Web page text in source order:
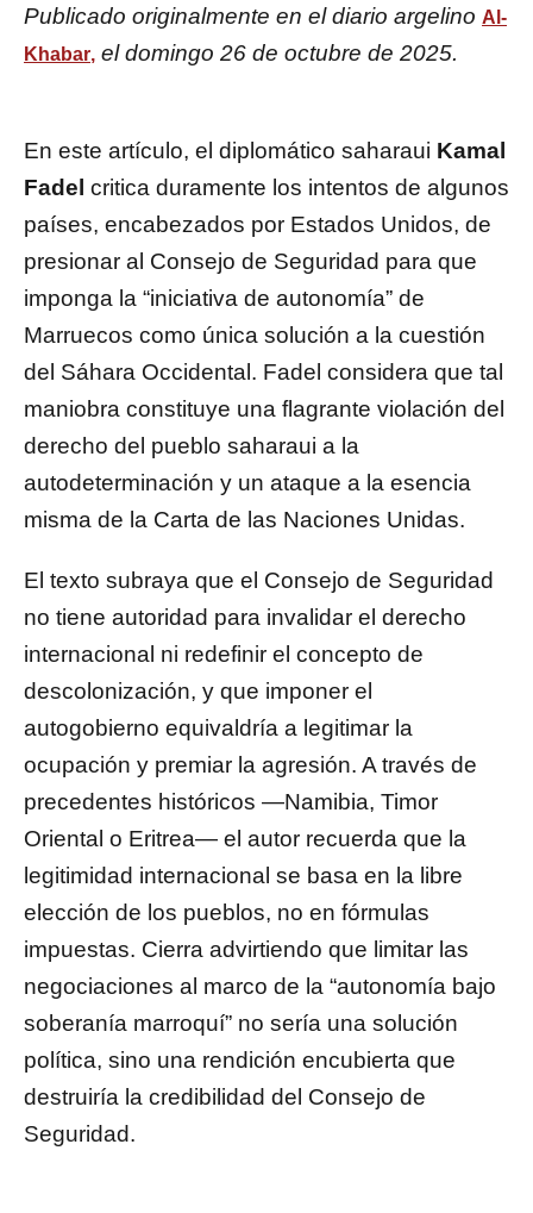
Publicado originalmente en el diario argelino Al-
Khabar, el domingo 26 de octubre de 2025.
En este artículo, el diplomático saharaui Kamal
Fadel critica duramente los intentos de algunos
países, encabezados por Estados Unidos, de
presionar al Consejo de Seguridad para que
imponga la “iniciativa de autonomía” de
Marruecos como única solución a la cuestión
del Sáhara Occidental. Fadel considera que tal
maniobra constituye una flagrante violación del
derecho del pueblo saharaui a la
autodeterminación y un ataque a la esencia
misma de la Carta de las Naciones Unidas.
El texto subraya que el Consejo de Seguridad
no tiene autoridad para invalidar el derecho
internacional ni redefinir el concepto de
descolonización, y que imponer el
autogobierno equivaldría a legitimar la
ocupación y premiar la agresión. A través de
precedentes históricos —Namibia, Timor
Oriental o Eritrea— el autor recuerda que la
legitimidad internacional se basa en la libre
elección de los pueblos, no en fórmulas
impuestas. Cierra advirtiendo que limitar las
negociaciones al marco de la “autonomía bajo
soberanía marroquí” no sería una solución
política, sino una rendición encubierta que
destruiría la credibilidad del Consejo de
Seguridad.